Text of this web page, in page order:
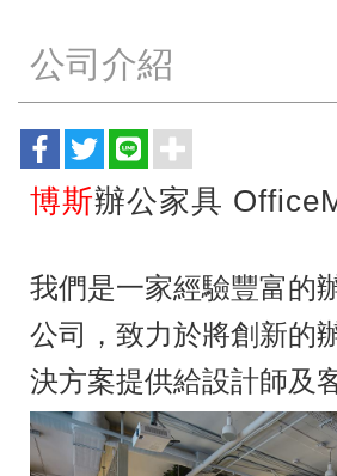
公司介紹
博斯辦公家具
我們是一家經驗豐富的
公司，致力於將創新的
決方案提供給設計師及